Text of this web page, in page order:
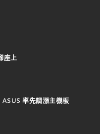
座上
ASUS 率先調漲主機板